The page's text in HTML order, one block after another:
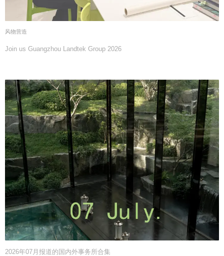
风物营造
Join us Guangzhou Landtek Group 2026
2026年07月报道的国内外事务所合集